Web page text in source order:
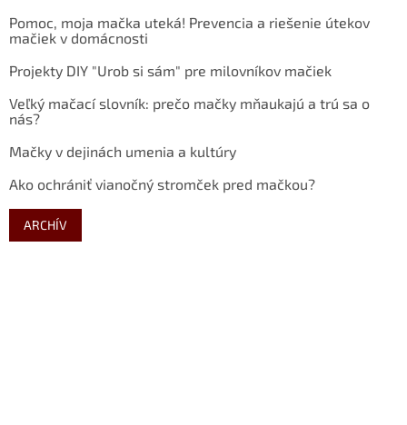
Pomoc, moja mačka uteká! Prevencia a riešenie útekov
mačiek v domácnosti
Projekty DIY "Urob si sám" pre milovníkov mačiek
Veľký mačací slovník: prečo mačky mňaukajú a trú sa o
nás?
Mačky v dejinách umenia a kultúry
Ako ochrániť vianočný stromček pred mačkou?
ARCHÍV